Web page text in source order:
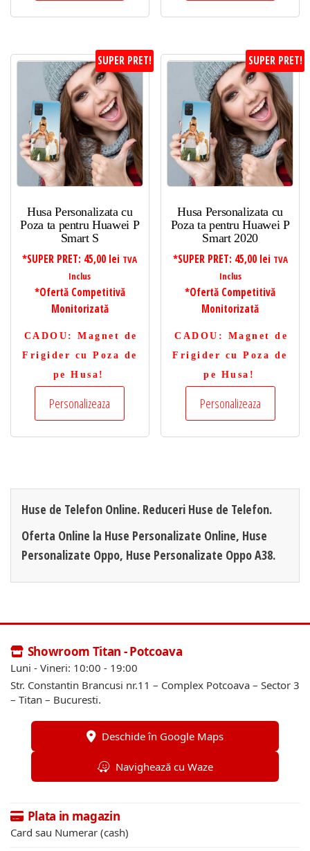
SUPER PRET!
Husa Personalizata cu
Poza ta pentru Huawei P
Smart S
*SUPER PRET: 45,00 lei TVA
Inclus
*Ofertă Competitivă
Monitorizată
CADOU : Magnet de
Frigider cu Poza de
pe Husa!
Personalizeaza
SUPER PRET!
Husa Personalizata cu
Poza ta pentru Huawei P
Smart 2020
*SUPER PRET: 45,00 lei TVA
Inclus
*Ofertă Competitivă
Monitorizată
CADOU : Magnet de
Frigider cu Poza de
pe Husa!
Personalizeaza
Huse de Telefon Online. Reduceri Huse de Telefon.
Oferta Online la Huse Personalizate Online, Huse
Personalizate Oppo, Huse Personalizate Oppo A38.
Showroom Titan - Potcoava
Luni - Vineri: 10:00 - 19:00
Str. Constantin Brancusi nr.11 – Complex Potcoava – Sector 3
– Titan – Bucuresti.
Deschide în Google Maps
Navighează cu Waze
Plata in magazin
Card sau Numerar (cash)